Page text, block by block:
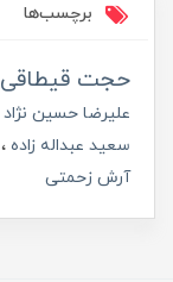
برچسب‌ها
حجت قیطاقی
علیرضا حسین نژاد
سعید عبداله زاده
آرش زحمتی